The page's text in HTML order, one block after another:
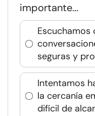
importante...
Escuchamos
seguras y
Intentamos
la cercanía
difícil de